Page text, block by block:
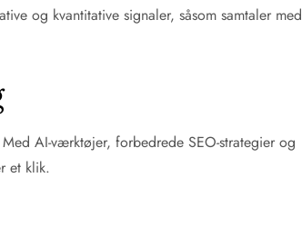
og kvantitative signaler, såsom samtaler med
AI-værktøjer, forbedrede SEO-strategier og
et klik.